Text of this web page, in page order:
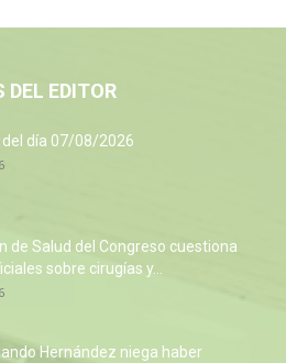
DEL EDITOR
del día 07/08/2026
de Salud del Congreso cuestiona
sobre cirugías y...
Hernández niega haber